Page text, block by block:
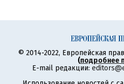
© 2014-2022, Европейская
(подробнее
E-mail редакции: